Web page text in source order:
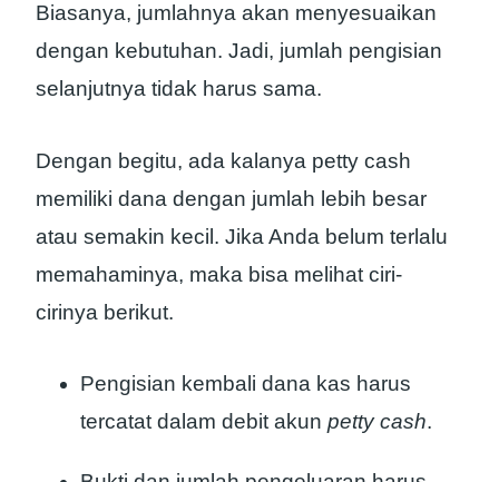
Biasanya, jumlahnya akan menyesuaikan
dengan kebutuhan. Jadi, jumlah pengisian
selanjutnya tidak harus sama.
Dengan begitu, ada kalanya petty cash
memiliki dana dengan jumlah lebih besar
atau semakin kecil. Jika Anda belum terlalu
memahaminya, maka bisa melihat ciri-
cirinya berikut.
Pengisian kembali dana kas harus
tercatat dalam debit akun petty cash.